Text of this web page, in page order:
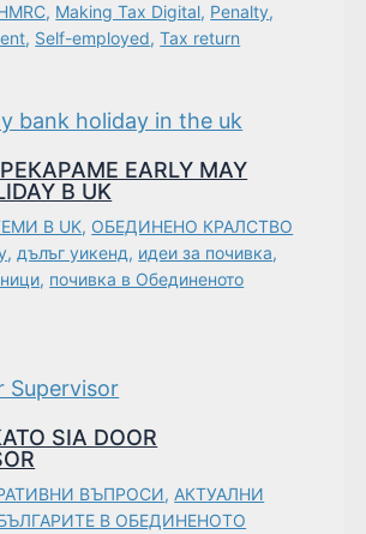
, Making Tax Digital, Penalty,
, Self-employed,Tax return
EARLY MAY
В UK
В UK, ОБЕДИНЕНО КРАЛСТВО
, дълъг уикенд, идеи за почивка,
, почивка в Обединеното
SIA DOOR
ВЪПРОСИ, АКТУАЛНИ
В ОБЕДИНЕНОТО